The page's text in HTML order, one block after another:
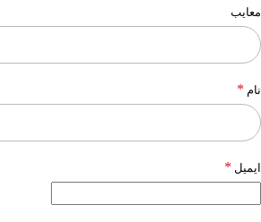
معایب
نام *
ایمیل *